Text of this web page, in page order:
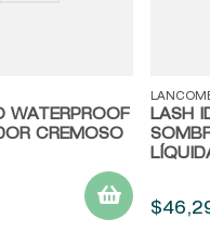
WATERPROOF
CREMOSO
LASH
$46,